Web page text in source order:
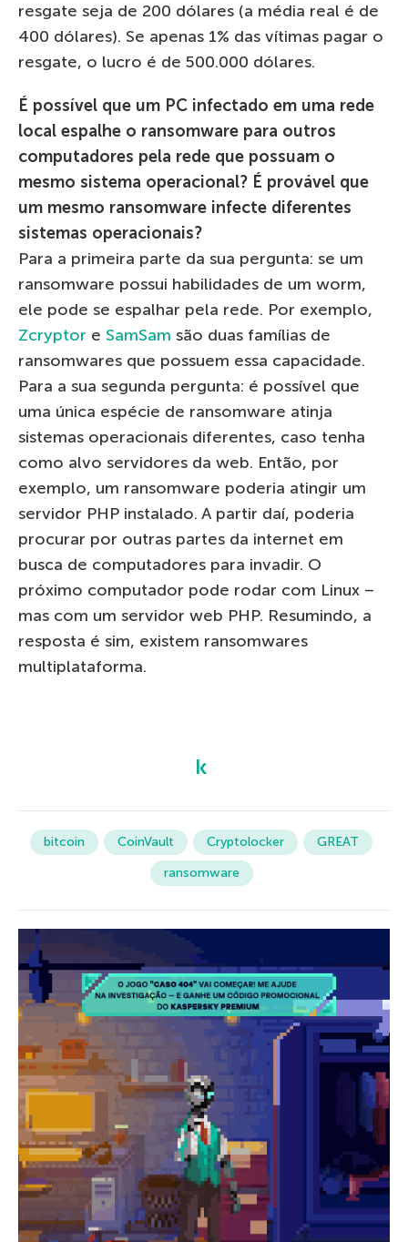
resgate seja de 200 dólares (a média real é de
400 dólares). Se apenas 1% das vítimas pagar o
resgate, o lucro é de 500.000 dólares.
É possível que um PC infectado em uma rede
local espalhe o ransomware para outros
computadores pela rede que possuam o
mesmo sistema operacional? É provável que
um mesmo ransomware infecte diferentes
sistemas operacionais?
Para a primeira parte da sua pergunta: se um
ransomware possui habilidades de um worm,
ele pode se espalhar pela rede. Por exemplo,
Zcryptor e SamSam são duas famílias de
ransomwares que possuem essa capacidade.
Para a sua segunda pergunta: é possível que
uma única espécie de ransomware atinja
sistemas operacionais diferentes, caso tenha
como alvo servidores da web. Então, por
exemplo, um ransomware poderia atingir um
servidor PHP instalado. A partir daí, poderia
procurar por outras partes da internet em
busca de computadores para invadir. O
próximo computador pode rodar com Linux –
mas com um servidor web PHP. Resumindo, a
resposta é sim, existem ransomwares
multiplataforma.
bitcoin CoinVault Cryptolocker
GREAT
ransomware